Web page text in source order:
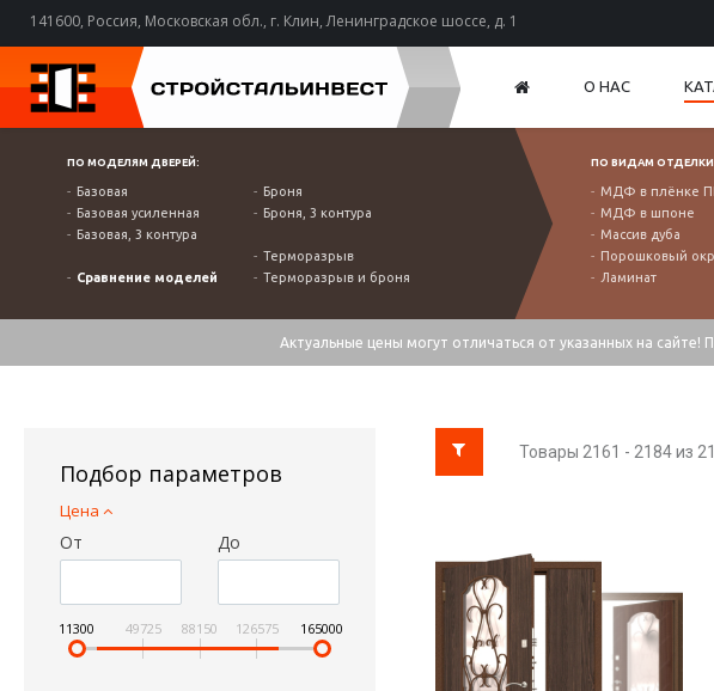
141600, Россия, Московская обл., г. Клин, Ленинградское шоссе, д. 1
О НАС
ПО МОДЕЛЯМ ДВЕРЕЙ:
Базовая
Базовая усиленная
Базовая, 3 контура
Сравнение моделей
Броня
Броня, 3 контура
Терморазрыв
Терморазрыв и броня
ПО ВИДАМ
МДФ в плёнке
МДФ в шпоне
Массив дуба
Порошковый
Ламинат
Актуальные цены могут отличаться от указанных на
Подбор параметров
Цена
От До
11300 49725 88150 126575 165000
Товары 2161 - 2184 из